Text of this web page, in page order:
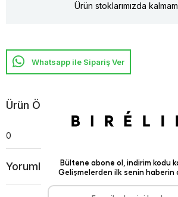
Ürün stoklarımızda
Whatsapp ile Sipariş Ver
Ürün Özellikleri
0
Yorumlar (0)